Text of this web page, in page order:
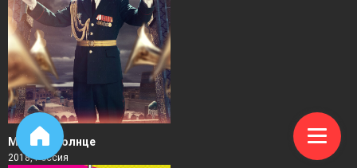
Медное солнце
2018, Россия